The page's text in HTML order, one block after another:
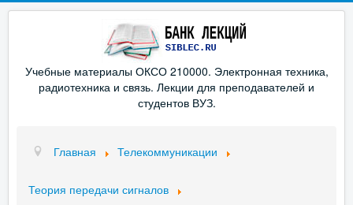
Учебные материалы ОКСО 210000. Электронная техника,
радиотехника и связь. Лекции для преподавателей и
студентов ВУЗ.
Главная Телекоммуникации
Теория передачи сигналов